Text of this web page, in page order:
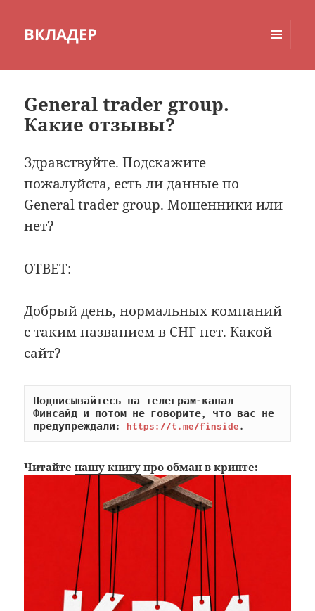
ВКЛАДЕР
General trader group.
Какие отзывы?
Здравствуйте. Подскажите
пожалуйста, есть ли данные по
General trader group. Мошенники или
нет?
ОТВЕТ:
Добрый день, нормальных компаний
с таким названием в СНГ нет. Какой
сайт?
Подписывайтесь на телеграм-канал
Финсайд и потом не говорите, что вас не
предупреждали: https://t.me/finside.
Читайтенашу книгу про обман в крипте: